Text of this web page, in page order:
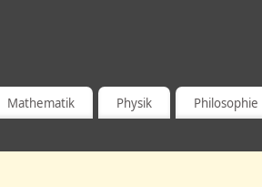
Mathematik Physik Philosophie